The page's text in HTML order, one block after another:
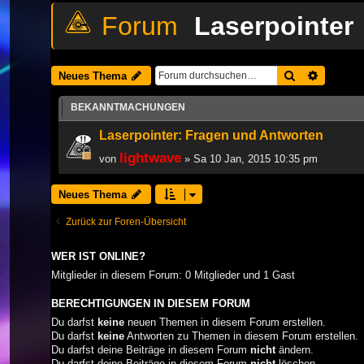
Laserpointer
Neues Thema Suche
BEKANNTMACHUNGEN
Laserpointer: Fragen und Antworten
von lightwave » Sa 10 Jan, 2015 10:35 pm
Neues Thema
Zurück zur Foren-Übersicht
WER IST ONLINE?
Mitglieder in diesem Forum: 0 Mitglieder und 1 Gast
BERECHTIGUNGEN IN DIESEM FORUM
Du darfst keine neuen Themen in diesem Forum erstellen.
Du darfst keine Antworten zu Themen in diesem Forum erstellen.
Du darfst deine Beiträge in diesem Forum nicht ändern.